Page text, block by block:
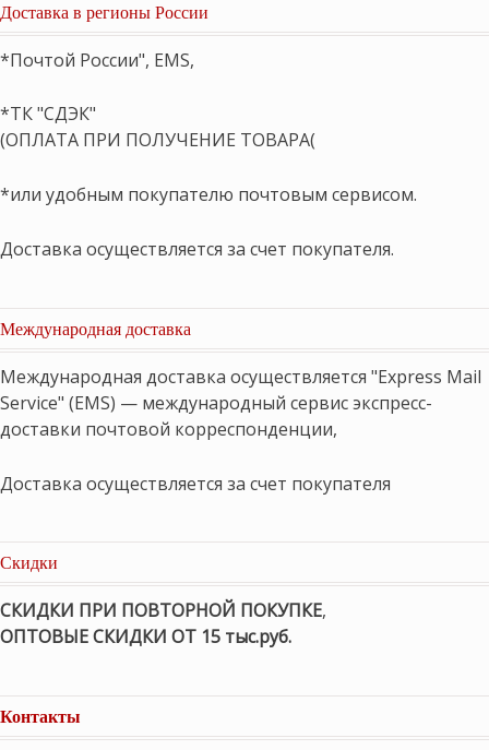
Доставка в регионы России
*Почтой России", EMS,
*ТК "СДЭК"
(ОПЛАТА ПРИ ПОЛУЧЕНИЕ ТОВАРА(
*или удобным покупателю почтовым сервисом.
Доставка осуществляется за счет покупателя.
Международная доставка
Международная доставка осуществляется "Express Mail
Service" (EMS) — международный сервис экспресс-
доставки почтовой корреспонденции,
Доставка осуществляется за счет покупателя
Скидки
СКИДКИ ПРИ ПОВТОРНОЙ ПОКУПКЕ,
ОПТОВЫЕ СКИДКИ ОТ 15 тыс.руб.
Контакты